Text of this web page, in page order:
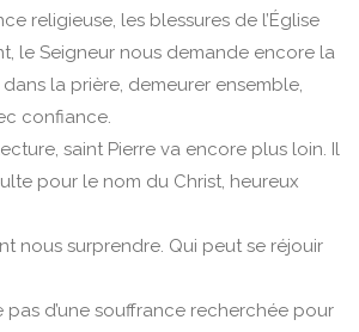
religieuse, les blessures de l’Église
le Seigneur nous demande encore la
la prière, demeurer ensemble,
confiance.
saint Pierre va encore plus loin. Il
pour le nom du Christ, heureux
nous surprendre. Qui peut se réjouir
pas d’une souffrance recherchée pour